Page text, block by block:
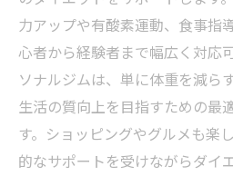
力アップや有酸素運動、食事指
心者から経験者まで幅広く対応
ソナルジムは、単に体重を減ら
生活の質向上を目指すための最
す。ショッピングやグルメも楽
的なサポートを受けながらダイ